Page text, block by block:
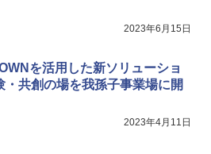
2023年6月15日
を活用した新ソリューショ
・共創の場を我孫子事業場に開
2023年4月11日